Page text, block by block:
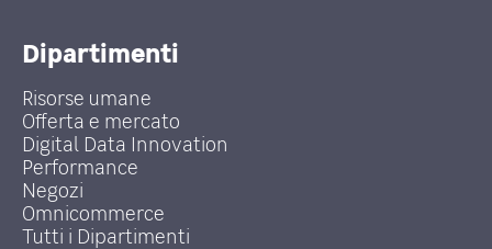
Dipartimenti
Risorse umane
Offerta e mercato
Digital Data Innovation
Performance
Negozi
Omnicommerce
Tutti i Dipartimenti